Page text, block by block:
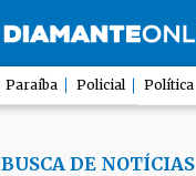
Paraíba Policial Política
BUSCA DE NOTÍCIAS